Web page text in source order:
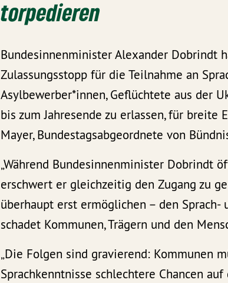
torpedieren
Bundesinnenminister Alexander Dobrindt
Zulassungsstopp für die Teilnahme an
Asylbewerber*innen, Geflüchtete aus der
bis zum Jahresende zu erlassen, für breite
Mayer, Bundestagsabgeordnete von
„Während Bundesinnenminister Dobrindt
erschwert er gleichzeitig den Zugang zu
überhaupt erst ermöglichen – den
schadet Kommunen, Trägern und den
„Die Folgen sind gravierend: Kommunen
Sprachkenntnisse schlechtere Chancen